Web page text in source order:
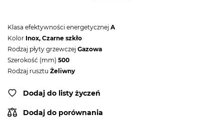
Klasa efektywności energetycznej A
Kolor Inox, Czarne szkło
Rodzaj płyty grzewczej Gazowa
Szerokość (mm) 500
Rodzaj rusztu Żeliwny
Dodaj do listy życzeń
Dodaj do porównania